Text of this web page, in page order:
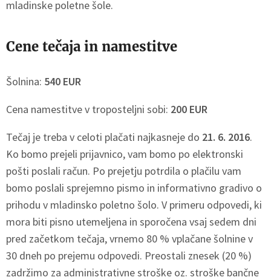
mladinske poletne šole.
Cene tečaja in namestitve
Šolnina: 540 EUR
Cena namestitve v troposteljni sobi: 200 EUR
Tečaj je treba v celoti plačati najkasneje do 21. 6. 2016.
Ko bomo prejeli prijavnico, vam bomo po elektronski
pošti poslali račun. Po prejetju potrdila o plačilu vam
bomo poslali sprejemno pismo in informativno gradivo o
prihodu v mladinsko poletno šolo. V primeru odpovedi, ki
mora biti pisno utemeljena in sporočena vsaj sedem dni
pred začetkom tečaja, vrnemo 80 % vplačane šolnine v
30 dneh po prejemu odpovedi. Preostali znesek (20 %)
zadržimo za administrativne stroške oz. stroške bančne